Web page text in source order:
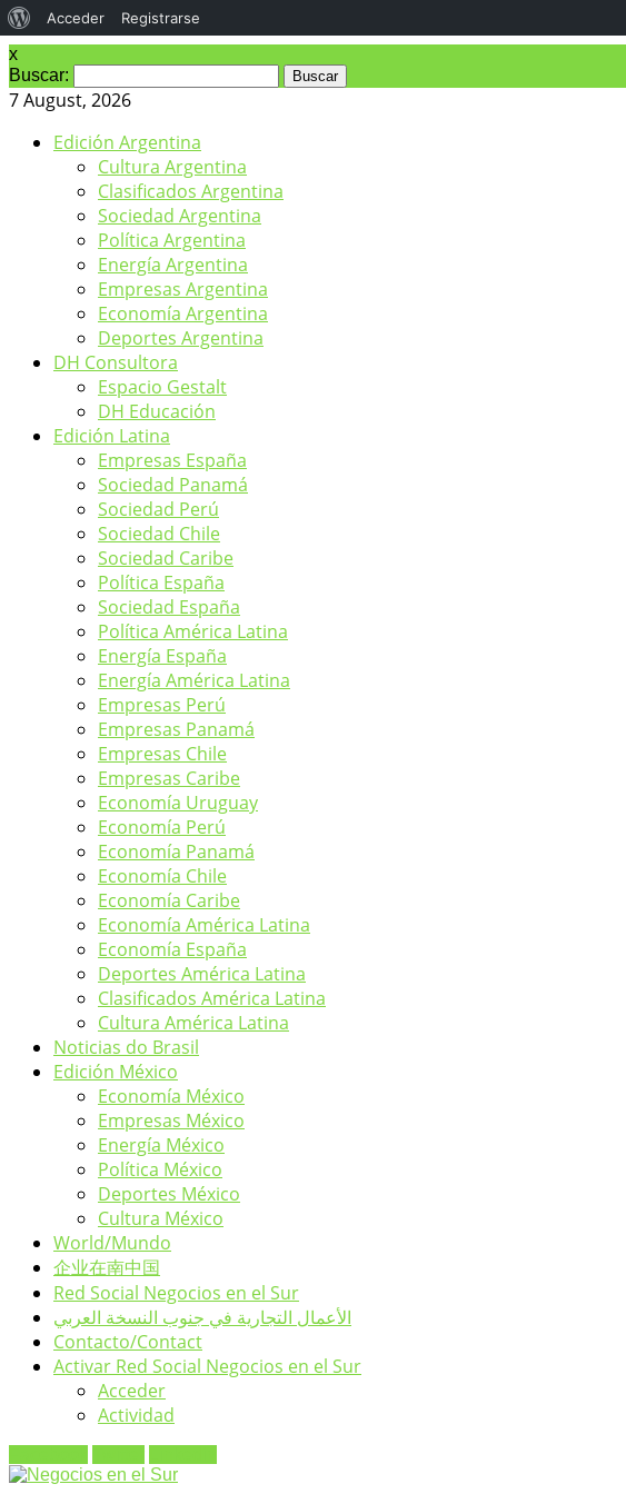
x
Buscar:
7 August, 2026
Edición Argentina
Cultura Argentina
Clasificados Argentina
Sociedad Argentina
Política Argentina
Energía Argentina
Empresas Argentina
Economía Argentina
Deportes Argentina
DH Consultora
Espacio Gestalt
DH Educación
Edición Latina
Empresas España
Sociedad Panamá
Sociedad Perú
Sociedad Chile
Sociedad Caribe
Política España
Sociedad España
Política América Latina
Energía España
Energía América Latina
Empresas Perú
Empresas Panamá
Empresas Chile
Empresas Caribe
Economía Uruguay
Economía Perú
Economía Panamá
Economía Chile
Economía Caribe
Economía América Latina
Economía España
Deportes América Latina
Clasificados América Latina
Cultura América Latina
Noticias do Brasil
Edición México
Economía México
Empresas México
Energía México
Política México
Deportes México
Cultura México
World/Mundo
企业在南中国
Red Social Negocios en el Sur
الأعمال التجارية في جنوب النسخة العربي
Contacto/Contact
Activar Red Social Negocios en el Sur
Acceder
Actividad
Acceder Registrarse